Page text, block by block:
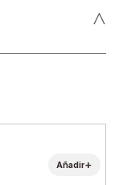
˄
Añadir+